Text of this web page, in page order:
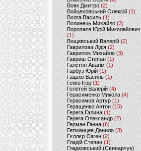
Вовк Дмитро(2)
Войцеховський Олексій(1)
Волга Василь (1)
Волинець Михайло (3)
Воропаєв Юрій Миколайович
(1)
Вощевський Валерій(2)
Гаврилова Лідія (2)
Гаврилюк Михайло (3)
Гавриш Степан (1)
Галстян Авагім (1)
Гарбуз Юрій (1)
Гацько Василь (1)
Гекко Ігор(1)
Гелетей Валерій (4)
Герасименко Микола (4)
Герасимов Артур (1)
Геращенко Антон(15)
Герега Галина (1)
Герега Олександр (2)
Герман Ганна (6)
Гетманцев Данило (3)
Гєллєр Євген (2)
Гладій Степан(1)
Гладковський (Свинарчук)